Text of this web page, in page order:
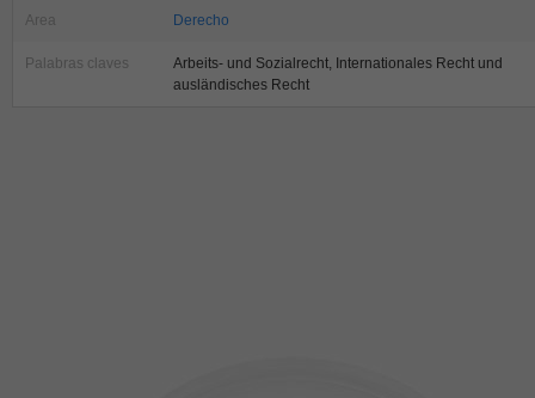
Area Derecho
Palabras claves
Arbeits- und Sozialrecht, Internationales Recht und
ausländisches Recht